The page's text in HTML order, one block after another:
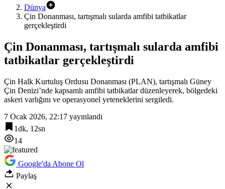
Dünya
Çin Donanması, tartışmalı sularda amfibi tatbikatlar
gerçekleştirdi
Çin Donanması, tartışmalı sularda amfibi
tatbikatlar gerçekleştirdi
Çin Halk Kurtuluş Ordusu Donanması (PLAN), tartışmalı Güney
Çin Denizi’nde kapsamlı amfibi tatbikatlar düzenleyerek, bölgedeki
askeri varlığını ve operasyonel yeteneklerini sergiledi.
7 Ocak 2026, 22:17 yayınlandı
1dk, 12sn
14
Google'da Abone Ol
Paylaş